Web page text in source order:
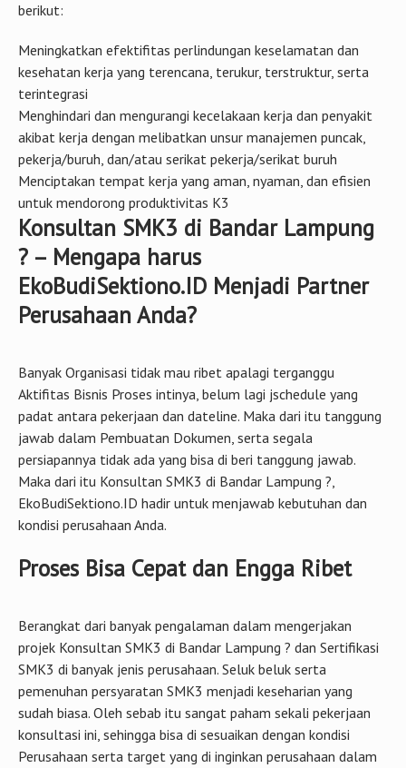
berikut:
Meningkatkan efektifitas perlindungan keselamatan dan
kesehatan kerja yang terencana, terukur, terstruktur, serta
terintegrasi
Menghindari dan mengurangi kecelakaan kerja dan penyakit
akibat kerja dengan melibatkan unsur manajemen puncak,
pekerja/buruh, dan/atau serikat pekerja/serikat buruh
Menciptakan tempat kerja yang aman, nyaman, dan efisien
untuk mendorong produktivitas K3
Konsultan SMK3 di Bandar Lampung
? – Mengapa harus
EkoBudiSektiono.ID Menjadi Partner
Perusahaan Anda?
Banyak Organisasi tidak mau ribet apalagi terganggu
Aktifitas Bisnis Proses intinya, belum lagi jschedule yang
padat antara pekerjaan dan dateline. Maka dari itu tanggung
jawab dalam Pembuatan Dokumen, serta segala
persiapannya tidak ada yang bisa di beri tanggung jawab.
Maka dari itu Konsultan SMK3 di Bandar Lampung ?,
EkoBudiSektiono.ID hadir untuk menjawab kebutuhan dan
kondisi perusahaan Anda.
Proses Bisa Cepat dan Engga Ribet
Berangkat dari banyak pengalaman dalam mengerjakan
projek Konsultan SMK3 di Bandar Lampung ? dan Sertifikasi
SMK3 di banyak jenis perusahaan. Seluk beluk serta
pemenuhan persyaratan SMK3 menjadi keseharian yang
sudah biasa. Oleh sebab itu sangat paham sekali pekerjaan
konsultasi ini, sehingga bisa di sesuaikan dengan kondisi
Perusahaan serta target yang di inginkan perusahaan dalam